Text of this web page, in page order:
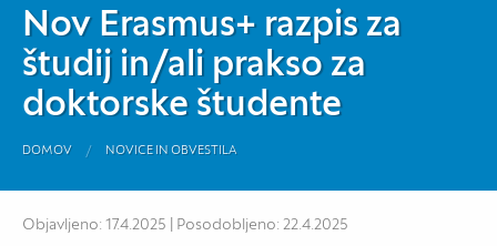
Nov Erasmus+ razpis za
študij in/ali prakso za
doktorske študente
DOMOV NOVICE IN OBVESTILA
Objavljeno: 17.4.2025 | Posodobljeno: 22.4.2025